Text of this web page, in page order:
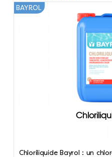
BAYROL
Chloriliquide Bayrol : un